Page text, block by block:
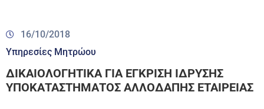
16/10/2018
Υπηρεσίες Μητρώου
ΔΙΚΑΙΟΛΟΓΗΤΙΚΑ ΓΙΑ ΕΓΚΡΙΣΗ ΙΔΡΥΣΗΣ
ΥΠΟΚΑΤΑΣΤΗΜΑΤΟΣ ΑΛΛΟΔΑΠΗΣ ΕΤΑΙΡΕΙΑΣ